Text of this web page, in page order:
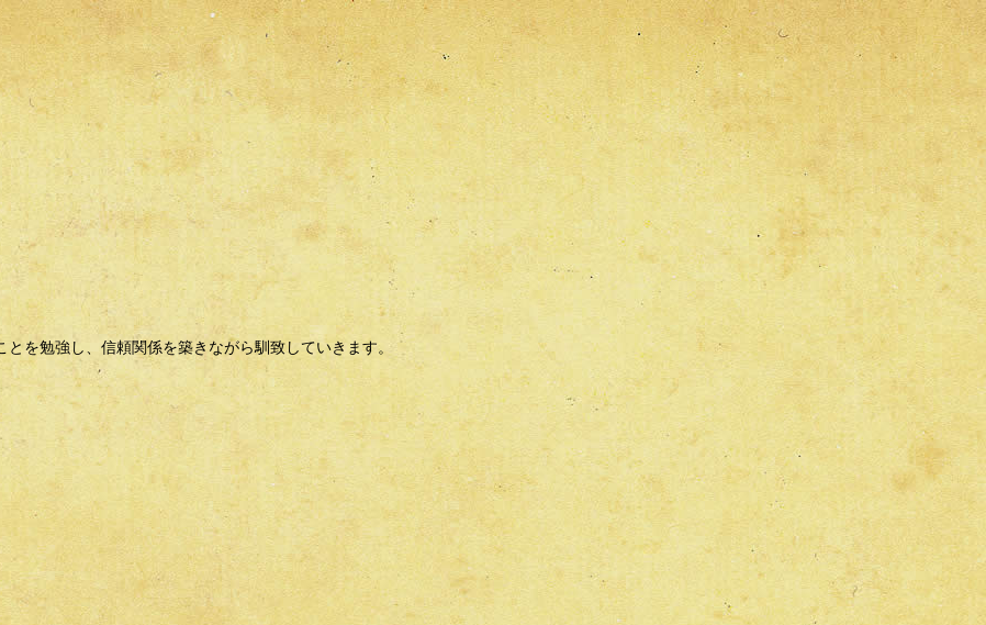
を勉強し、信頼関係を築きながら馴致していきます。